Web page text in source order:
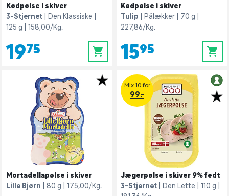
Kødpølse i skiver
3-Stjernet
Den Klassiske
125 g
158,00/Kg.
19,75 0
Kødpølse i skiver
Tulip
Pålækker
70 g
227,86/Kg.
15,95 0
Mortadellapølse i skiver
Lille Bjørn
80 g 175,00/Kg.
Mix 10 for
99.-
Jægerpølse i skiver 9% fedt
3-Stjernet
Den Lette
110 g